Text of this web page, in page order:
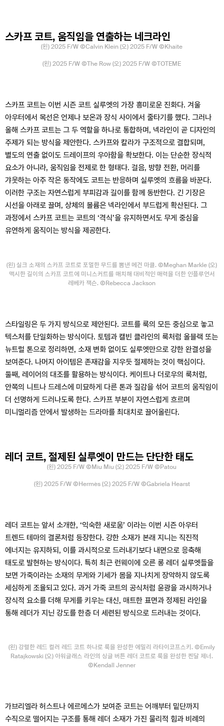
스카프 코트, 움직임을 연출하는 네크라인
(왼) 2025 F/W ⒸCalvin Klein (오) 2025 F/W ⒸKhaite
(왼) 2025 F/W ⒸThe Row (오) 2025 F/W ⒸTOTEME
스카프 코트는 이번 시즌 코트 실루엣의 가장 흥미로운 진화다. 겨울
아우터에서 목선은 언제나 보온과 장식 사이에서 줄타기를 했다. 그러나
올해 스카프 코트는 그 두 역할을 하나로 통합하며, 넥라인이 곧 디자인의
주제가 되는 방식을 제안한다. 스카프와 칼라가 구조적으로 결합되며,
별도의 연출 없이도 드레이프의 우아함을 확보한다. 이는 단순한 장식적
요소가 아니라, 움직임을 전제로 한 형태다. 걸음, 방향 전환, 머리를
갸웃하는 아주 작은 동작에도 코트는 반응하며 실루엣의 흐름을 바꾼다.
이러한 구조는 자연스럽게 부피감과 길이를 함께 동반한다. 긴 기장은
시선을 아래로 끌며, 상체의 볼륨은 넥라인에서 부드럽게 확산된다. 그
과정에서 스카프 코트는 코트의 ‘격식’을 유지하면서도 무게 중심을
유연하게 움직이는 방식을 제공한다.
(왼) 실크 소재의 스카프 코트로 포멀한 무드를 뽐낸 메건 마클. ⒸMeghan Markle (오)
맥시한 길이의 스카프 코트에 미니스커트를 매치해 대비적인 매력을 더한 인플루언서
레베카 잭슨. ⒸRebecca Jackson
스타일링은 두 가지 방식으로 제안된다. 코트를 룩의 모든 중심으로 놓고
텍스처를 단일화하는 방식이다. 토템과 캘빈 클라인의 룩처럼 올블랙 또는
뉴트럴 톤으로 정리하면, 소재 변화 없이도 실루엣만으로 강한 완결성을
보여준다. 나머지 아이템은 존재감을 지우듯 절제하는 것이 핵심이다.
둘째, 레이어의 대조를 활용하는 방식이다. 케이트나 더로우의 룩처럼,
안쪽의 니트나 드레스에 미묘하게 다른 톤과 질감을 섞어 코트의 움직임이
더 선명하게 드러나도록 한다. 스카프 부분이 자연스럽게 흐르며
미니멀리즘 안에서 발생하는 드라마를 최대치로 끌어올린다.
레더 코트, 절제된 실루엣이 만드는 단단한 태도
(왼) 2025 F/W ⒸMiu Miu (오) 2025 F/W ⒸPatou
(왼) 2025 F/W ⒸHermès (오) 2025 F/W ⒸGabriela Hearst
레더 코트는 앞서 소개한, ‘익숙한 새로움’ 이라는 이번 시즌 아우터
트렌드 테마의 결론처럼 등장한다. 강한 소재가 본래 지니는 직진적
에너지는 유지하되, 이를 과시적으로 드러내기보다 내면으로 응축해
태도로 발현하는 방식이다. 특히 최근 런웨이에 오른 롱 레더 실루엣들을
보면 가죽이라는 소재의 무게와 기세가 몸을 지나치게 장악하지 않도록
세심하게 조율되고 있다. 과거 가죽 코트의 공식처럼 윤광을 과시하거나
장식적 요소를 더해 무게를 키우는 대신, 매트한 표면과 정제된 라인을
통해 레더가 지닌 강도를 한층 더 세련된 방식으로 드러내는 것이다.
(왼) 강렬한 레드 컬러 레드 코트 하나로 룩을 완성한 에밀리 라타이코프스키. ⒸEmily
Ratajkowski (오) 아워글래스 라인의 싱글 버튼 레더 코트로 룩을 완성한 켄달 제너.
ⒸKendall Jenner
가브리엘라 허스트나 에르메스가 보여준 코트는 어깨부터 밑단까지
수직으로 떨어지는 구조를 통해 레더 소재가 가진 물리적 힘과 비례의